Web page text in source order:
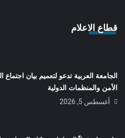
قطاع الاعلام
الجامعة العربية تدعو لتعميم بيان
الأمن والمنظمات الدولية
أغسطس 5, 2026